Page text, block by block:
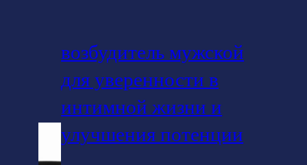
возбудитель мужской
для уверенности в
интимной жизни и
улучшения потенции